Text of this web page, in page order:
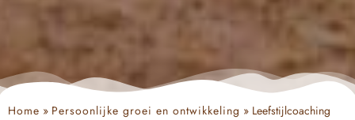
Home » Persoonlijke groei en ontwikkeling » Leefstijlcoaching